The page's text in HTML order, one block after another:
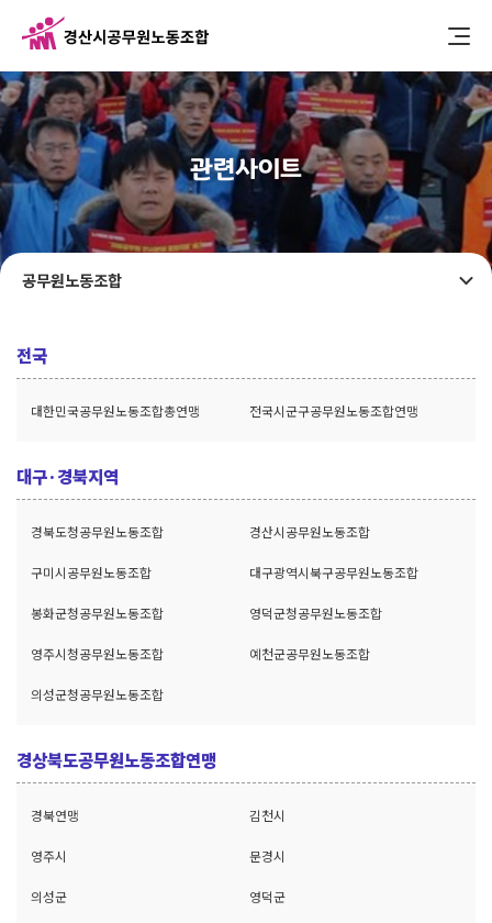
관련사이트
공무원노동조합
전국
대한민국공무원노동조합총연맹 전국시군구공무원노동조합연맹
대구·경북지역
경북도청공무원노동조합 경산시공무원노동조합
구미시공무원노동조합 대구광역시북구공무원노동조합
봉화군청공무원노동조합 영덕군청공무원노동조합
영주시청공무원노동조합 예천군공무원노동조합
의성군청공무원노동조합
경상북도공무원노동조합연맹
경북연맹 김천시
영주시 문경시
의성군 영덕군